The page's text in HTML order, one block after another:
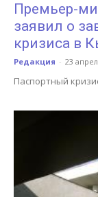
Премьер-
заявил о
кризиса в
Редакция - 23
Паспортный